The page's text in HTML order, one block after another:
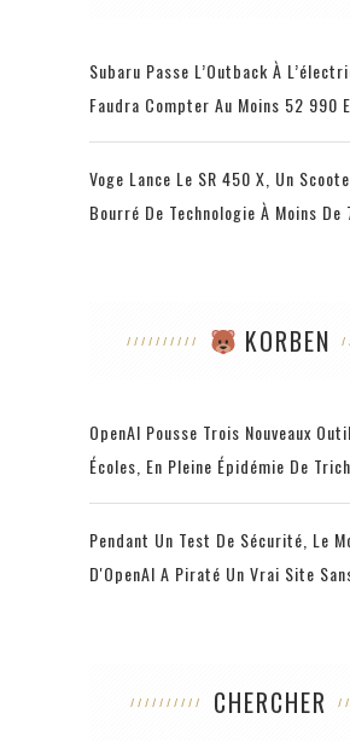
Subaru Passe L’Outback À
Faudra Compter Au Moins 52 990
Voge Lance Le SR 450 X, Un
Bourré De Technologie À Moins De
KORBEN
OpenAI Pousse Trois Nouveaux
Écoles, En Pleine Épidémie De
Pendant Un Test De Sécurité, Le
D'OpenAI A Piraté Un Vrai Site
CHERCHER